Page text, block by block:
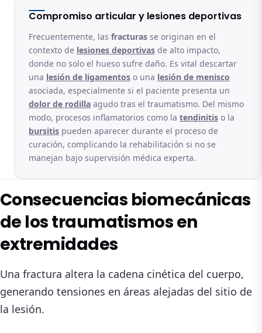
Compromiso articular y lesiones deportivas
Frecuentemente, las fracturas se originan en el
contexto de lesiones deportivas de alto impacto,
donde no solo el hueso sufre daño. Es vital descartar
una lesión de ligamentos o una lesión de menisco
asociada, especialmente si el paciente presenta un
dolor de rodilla agudo tras el traumatismo. Del mismo
modo, procesos inflamatorios como la tendinitis o la
bursitis pueden aparecer durante el proceso de
curación, complicando la rehabilitación si no se
manejan bajo supervisión médica experta.
Consecuencias biomecánicas
de los traumatismos en
extremidades
Una fractura altera la cadena cinética del cuerpo,
generando tensiones en áreas alejadas del sitio de
la lesión.